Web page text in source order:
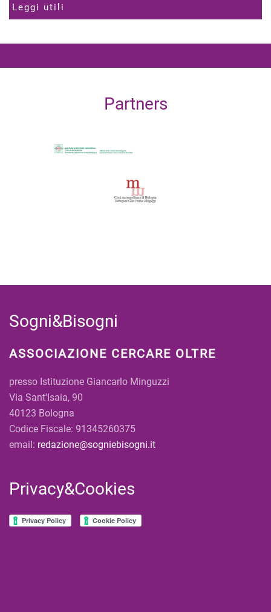
Leggi utili
Partners
Sogni&Bisogni
ASSOCIAZIONE CERCARE OLTRE
presso Istituzione Giancarlo Minguzzi
Via Sant'Isaia, 90
40123 Bologna
Codice Fiscale: 91345260375
email: redazione@sogniebisogni.it
Privacy&Cookies